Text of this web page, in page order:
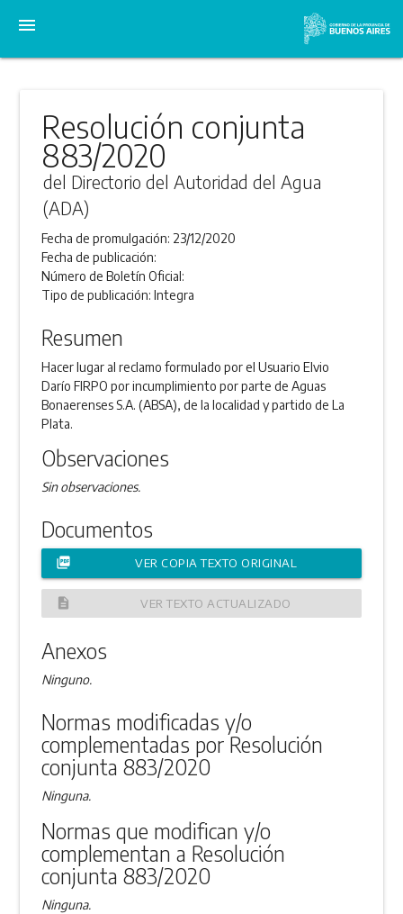
menu
Resolución conjunta
883/2020
del Directorio del Autoridad del Agua
(ADA)
Fecha de promulgación: 23/12/2020
Fecha de publicación:
Número de Boletín Oficial:
Tipo de publicación:Integra
Resumen
Hacer lugar al reclamo formulado por el Usuario Elvio
Darío FIRPO por incumplimiento por parte de Aguas
Bonaerenses S.A. (ABSA), de la localidad y partido de La
Plata.
Observaciones
Sin observaciones.
Documentos
picture_as_pdf VER COPIA TEXTO ORIGINAL
description VER TEXTO ACTUALIZADO
Anexos
Ninguno.
Normas modificadas y/o
complementadas por Resolución
conjunta 883/2020
Ninguna.
Normas que modifican y/o
complementan a Resolución
conjunta 883/2020
Ninguna.